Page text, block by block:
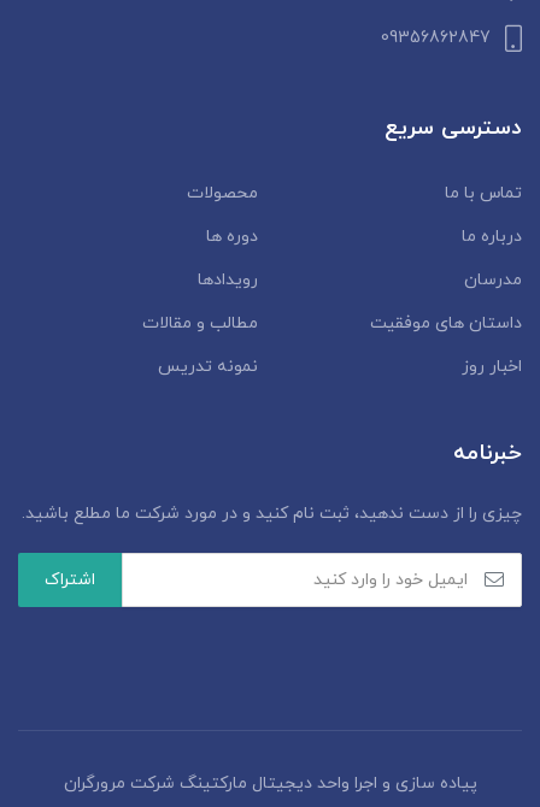
09356862847
دسترسی سریع
تماس با ما
محصولات
درباره ما
دوره ها
مدرسان
رویدادها
داستان‌ های موفقیت
مطالب و مقالات
اخبار روز
نمونه تدریس
خبرنامه
چیزی را از دست ندهید، ثبت نام کنید و در مورد شرکت ما مطلع باشید.
پیاده سازی و اجرا واحد دیجیتال مارکتینگ شرکت مرورگران